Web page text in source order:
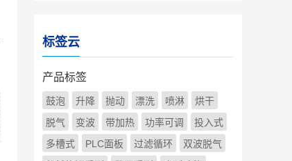
标签云
产品标签
鼓泡 升降 抛动 漂洗 喷淋
烘干
脱气
变波 带加热 功率可调
投入式
多槽式
PLC面板 过滤循环
双波脱气